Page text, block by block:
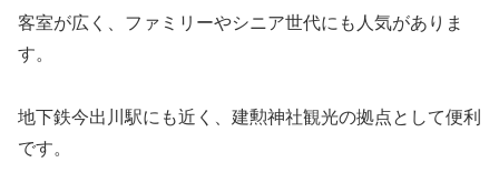
客室が広く、ファミリーやシニア世代にも人気がありま
す。
地下鉄今出川駅にも近く、建勲神社観光の拠点として便利
です。